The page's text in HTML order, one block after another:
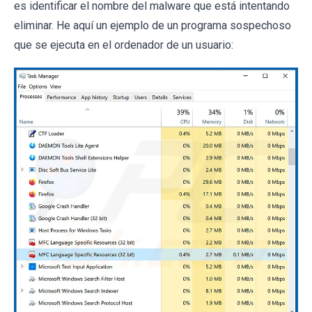
es identificar el nombre del malware que está intentando
eliminar. He aquí un ejemplo de un programa sospechoso
que se ejecuta en el ordenador de un usuario: